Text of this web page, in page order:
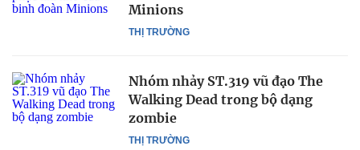
THỊ TRƯỜNG
Minions
THỊ TRƯỜNG
Nhóm nhảy ST.319 vũ đạo The
Walking Dead trong bộ dạng
zombie